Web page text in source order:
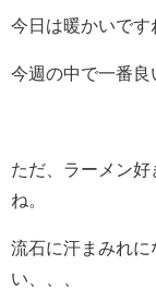
今日は暖かいです
今週の中で一番良
ただ、ラーメン
ね。
流石に汗まみれ
い、、、